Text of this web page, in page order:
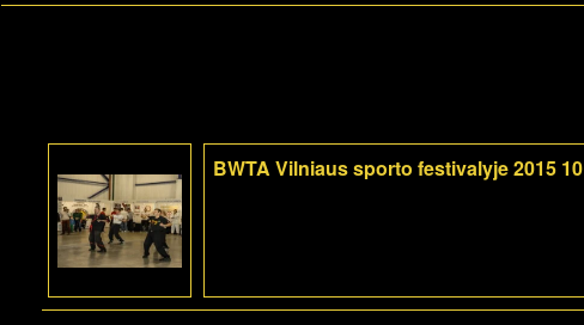
BWTA Vilniaus sporto festivalyje 2015 10